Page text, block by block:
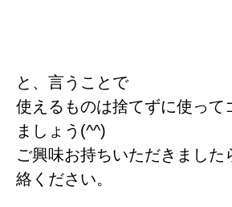
と、言うことで
使えるものは捨てずに使って
ましょう(^^)
ご興味お持ちいただきました
絡ください。